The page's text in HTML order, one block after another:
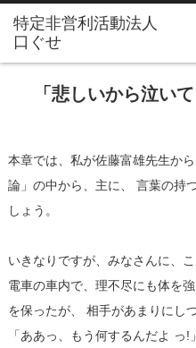
「悲しいから泣い
本章では、私が佐藤富雄先生か
論」の中から、主に、 言葉の持
しょう。
いきなりですが、みなさんに、
電車の車内で、理不尽にも体を
を保ったが、 相手があまりにし
「ああっ、もう何するんだよ